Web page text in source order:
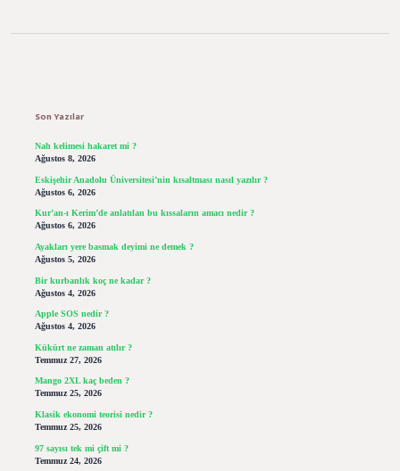
Son Yazılar
Nah kelimesi hakaret mi ?
Ağustos 8, 2026
Eskişehir Anadolu Üniversitesi’nin kısaltması nasıl yazılır ?
Ağustos 6, 2026
Kur’an-ı Kerim’de anlatılan bu kıssaların amacı nedir ?
Ağustos 6, 2026
Ayakları yere basmak deyimi ne demek ?
Ağustos 5, 2026
Bir kurbanlık koç ne kadar ?
Ağustos 4, 2026
Apple SOS nedir ?
Ağustos 4, 2026
Kükürt ne zaman atılır ?
Temmuz 27, 2026
Mango 2XL kaç beden ?
Temmuz 25, 2026
Klasik ekonomi teorisi nedir ?
Temmuz 25, 2026
97 sayısı tek mi çift mi ?
Temmuz 24, 2026